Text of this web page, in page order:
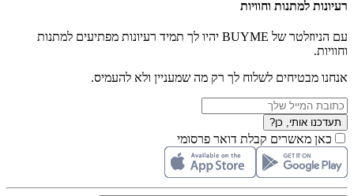
רעיונות למתנות וחוויות
עם הניוזלטר של BUYME יהיו לך תמיד רעיונות מפתיעים למתנות
וחוויות.
אנחנו מבטיחים לשלוח לך רק מה שמעניין ולא להעמיס.
תעדכנו אותי, כן?
כאן מאשרים קבלת דואר פרסומי